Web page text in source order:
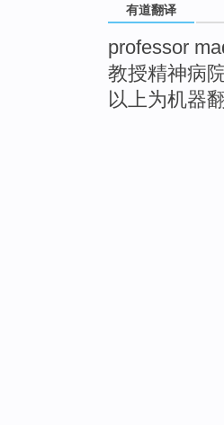
有道翻译
professor
教授精神病
以上为机器